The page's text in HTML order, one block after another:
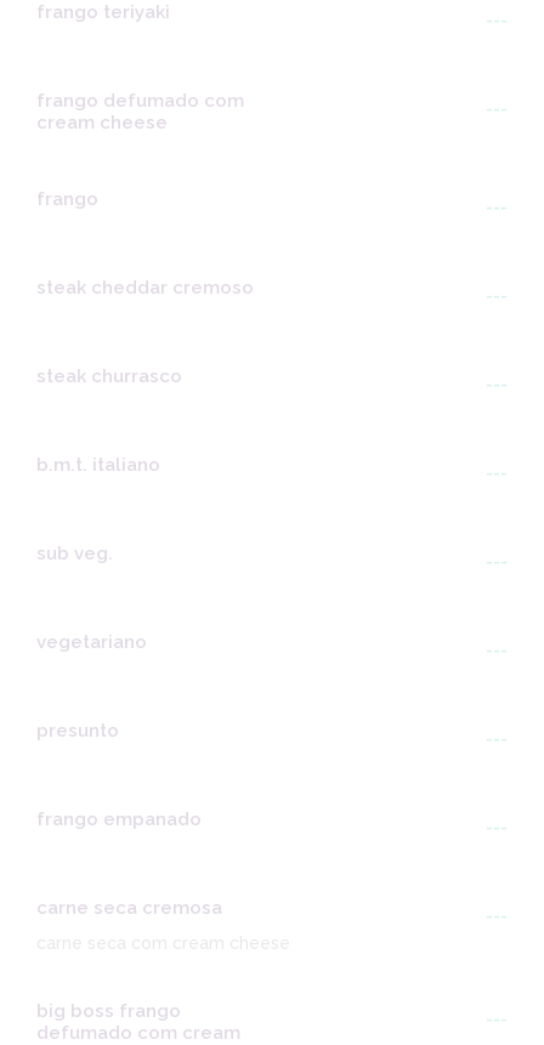
frango teriyaki ---
frango defumado com
cream cheese
---
frango ---
steak cheddar cremoso ---
steak churrasco ---
b.m.t. italiano ---
sub veg. ---
vegetariano ---
presunto ---
frango empanado ---
carne seca cremosa
---
carne seca com cream cheese
big boss frango
defumado com cream
---